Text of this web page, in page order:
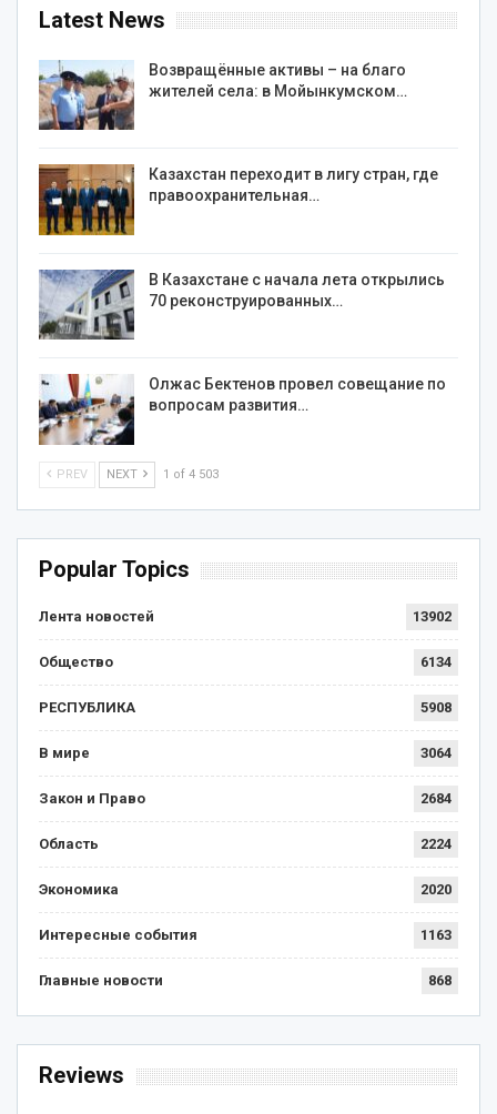
Latest News
Возвращённые активы – на благо
жителей села: в Мойынкумском…
Казахстан переходит в лигу стран, где
правоохранительная…
В Казахстане с начала лета открылись
70 реконструированных…
Олжас Бектенов провел совещание по
вопросам развития…
PREV NEXT 1 of 4 503
Popular Topics
Лента новостей 13902
Общество 6134
РЕСПУБЛИКА 5908
В мире 3064
Закон и Право 2684
Область 2224
Экономика 2020
Интересные события 1163
Главные новости 868
Reviews